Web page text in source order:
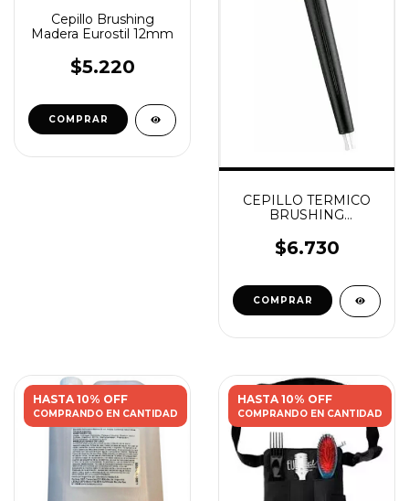
Cepillo Brushing
Madera Eurostil 12mm
$5.220
CEPILLO TERMICO
BRUSHING
$6.730
HASTA 10% OFF
COMPRANDO EN CANTIDAD
HASTA 10% OFF
COMPRANDO EN CANTIDAD